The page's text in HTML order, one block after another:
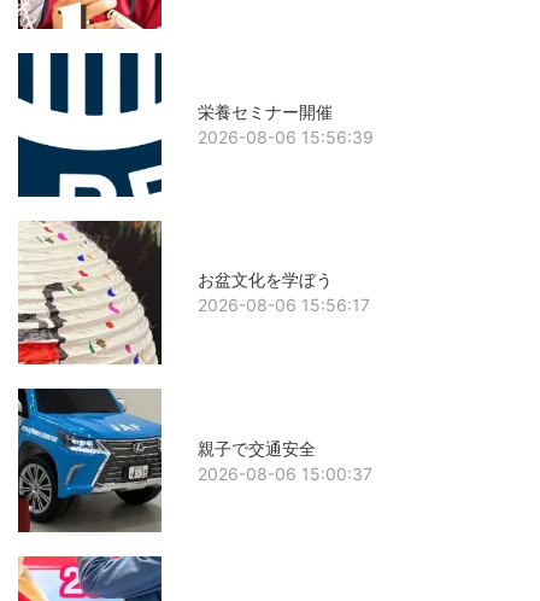
栄養セミナー開催
2026-08-06 15:56:39
お盆文化を学ぼう
2026-08-06 15:56:17
親子で交通安全
2026-08-06 15:00:37